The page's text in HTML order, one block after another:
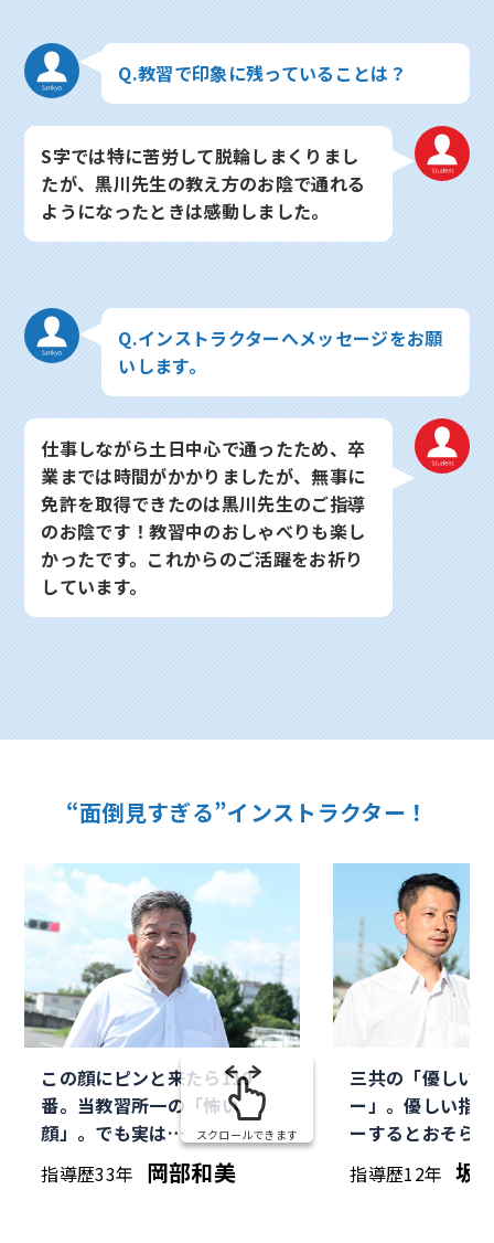
Q.教習で印象に残っていることは？
S字では特に苦労して脱輪しまくりまし
たが、黒川先生の教え方のお陰で通れる
ようになったときは感動しました。
Q.インストラクターへメッセージをお願
いします。
仕事しながら土日中心で通ったため、卒
業までは時間がかかりましたが、無事に
免許を取得できたのは黒川先生のご指導
のお陰です！教習中のおしゃべりも楽し
かったです。これからのご活躍をお祈り
しています。
“面倒見すぎる”インストラクター！
この顔にピンと来たら110
番。当教習所一の「怖い
顔」。でも実は…
指導歴33年 岡部和美
三共の「優しい
ー」。優しい指
ーするとおそら
指導歴12年 坂
スクロールできます